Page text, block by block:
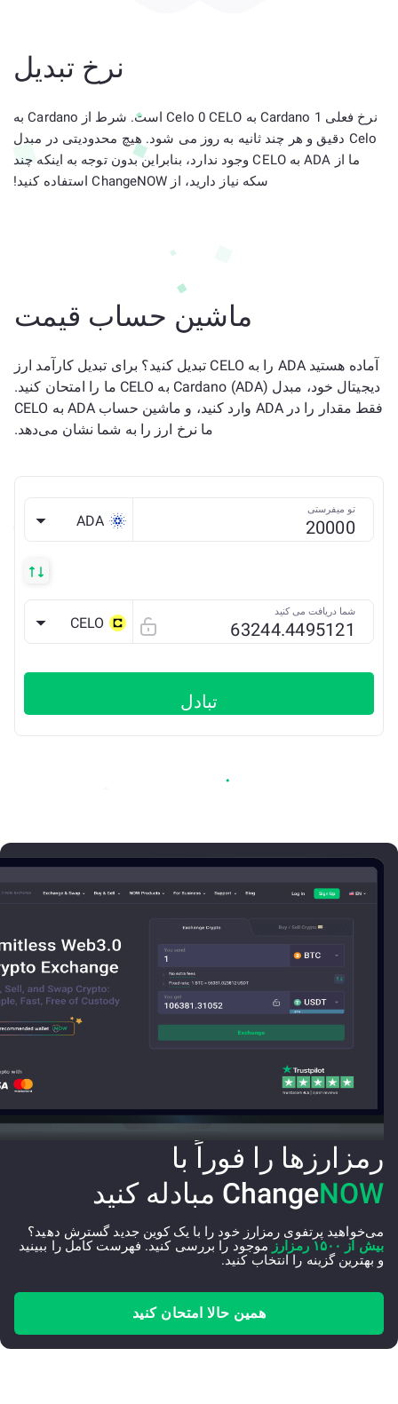
نرخ تبدیل
نرخ فعلی 1 Cardano به Celo 0 CELO است. شرط از Cardano به
Celo دقیق و هر چند ثانیه به روز می شود. هیچ محدودیتی در مبدل
ما از ADA به CELO وجود ندارد، بنابراین بدون توجه به اینکه چند
سکه نیاز دارید، از ChangeNOW استفاده کنید!
ماشین حساب قیمت
آماده هستید ADA را به CELO تبدیل کنید؟ برای تبدیل کارآمد ارز
دیجیتال خود، مبدل Cardano (ADA) به CELO ما را امتحان کنید.
فقط مقدار را در ADA وارد کنید، و ماشین حساب ADA به CELO
ما نرخ ارز را به شما نشان می‌دهد.
تو میفرستی
ADA
شما دریافت می کنید
CELO
تبادل
رمزارزها را فوراً با
ChangeNOW مبادله کنید
می‌خواهید پرتفوی رمزارز خود را با یک کوین جدید گسترش دهید؟
بیش از ۱۵۰۰ رمزارز
موجود را بررسی کنید. فهرست کامل را ببینید
و بهترین گزینه را انتخاب کنید.
همین حالا امتحان کنید